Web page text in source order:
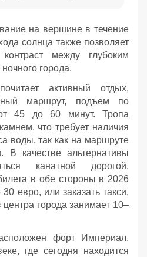
на вершине в течение
солнца также позволяет
между глубоким
города.
активный отдых,
маршрут, подъем по
45 до 60 минут. Тропа
что требует наличия
воды, так как на маршруте
В качестве альтернативы
канатной дорогой,
в обе стороны в 2026
30 евро, или заказать такси,
центра города занимает 10–
форт Империал,
где сегодня находится